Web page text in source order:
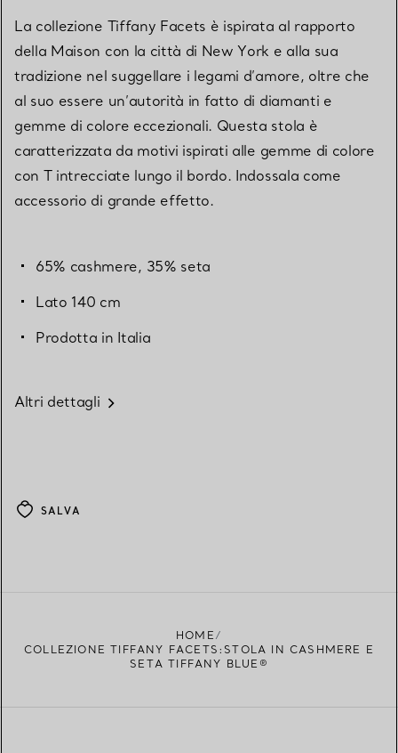
La collezione Tiffany Facets è ispirata al rapporto
della Maison con la città di New York e alla sua
tradizione nel suggellare i legami d’amore, oltre che
al suo essere un’autorità in fatto di diamanti e
gemme di colore eccezionali. Questa stola è
caratterizzata da motivi ispirati alle gemme di colore
con T intrecciate lungo il bordo. Indossala come
accessorio di grande effetto.
65% cashmere, 35% seta
Lato 140 cm
Prodotta in Italia
Altri dettagli
SALVA
HOME
COLLEZIONE TIFFANY FACETS:STOLA IN CASHMERE E
SETA TIFFANY BLUE®